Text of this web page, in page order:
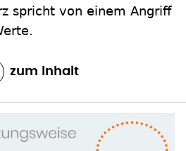
spricht von einem Angriff
zum Inhalt